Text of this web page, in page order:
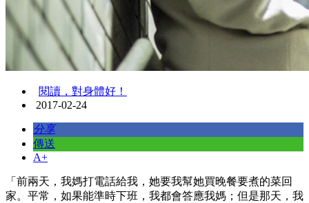
閱讀，對身體好！
2017-02-24
分享
傳送
A+
「前兩天，我媽打電話給我，她要我幫她買晚餐要煮的菜回
家。平常，如果能準時下班，我都會答應我媽；但是那天，我